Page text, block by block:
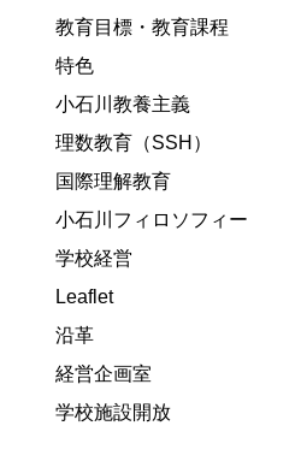
教育目標・教育課程
特色
小石川教養主義
理数教育（SSH）
国際理解教育
小石川フィロソフィー
学校経営
Leaflet
沿革
経営企画室
学校施設開放